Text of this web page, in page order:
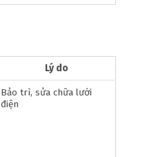
Lý do
Bảo trì, sửa chữa lưới
điện